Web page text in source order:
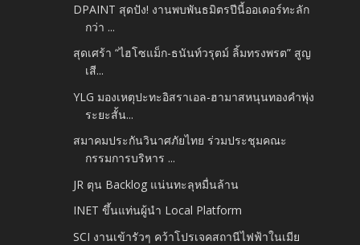
DPAINT สุดปัง! งานพบพันธมิตรปีนี้ออเดอร์ทะลัก
กว่า ...
สุดเศร้า “ไฮโซแม็ก-ธนันท์วรุตม์ ลิ้มทรงพรต” สูญ
เสี...
YLG มองเหตุปะทะอิสราเอล-ฮามาสหนุนทองคำพุ่ง
ระยะสั้น...
สมาคมประกันวินาศภัยไทย ร่วมประชุมคณะ
กรรมการบริหาร ...
JR ตุน Backlog แน่นทะลุหมื่นล้าน
INET ขึ้นแท่นผู้นำ Local Platform
SCI งานเข้ารัวๆ คว้าโปรเจคสถานีไฟฟ้าในเมีย